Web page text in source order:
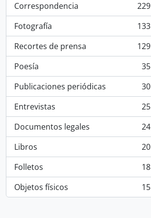
Correspondencia
, 229 resultados
229
Fotografía
, 133 resultados
133
Recortes de prensa
, 129 resultados
129
Poesía
, 35 resultados
35
Publicaciones periódicas
, 30 resultados
30
Entrevistas
, 25 resultados
25
Documentos legales
, 24 resultados
24
Libros
, 20 resultados
20
Folletos
, 18 resultados
18
Objetos físicos
, 15 resultados 15